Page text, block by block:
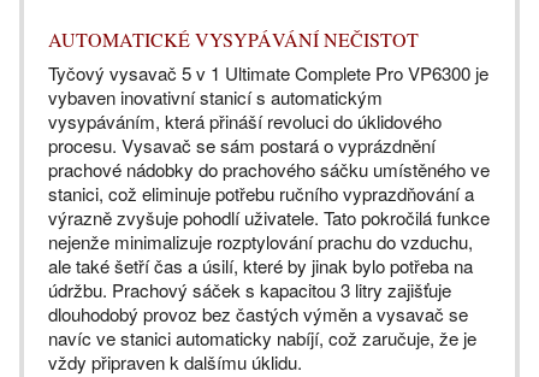
AUTOMATICKÉ VYSYPÁVÁNÍ NEČISTOT
Tyčový vysavač 5 v 1 Ultimate Complete Pro VP6300 je
vybaven inovativní stanicí s automatickým
vysypáváním, která přináší revoluci do úklidového
procesu. Vysavač se sám postará o vyprázdnění
prachové nádobky do prachového sáčku umístěného ve
stanici, což eliminuje potřebu ručního vyprazdňování a
výrazně zvyšuje pohodlí uživatele. Tato pokročilá funkce
nejenže minimalizuje rozptylování prachu do vzduchu,
ale také šetří čas a úsilí, které by jinak bylo potřeba na
údržbu. Prachový sáček s kapacitou 3 litry zajišťuje
dlouhodobý provoz bez častých výměn a vysavač se
navíc ve stanici automaticky nabíjí, což zaručuje, že je
vždy připraven k dalšímu úklidu.